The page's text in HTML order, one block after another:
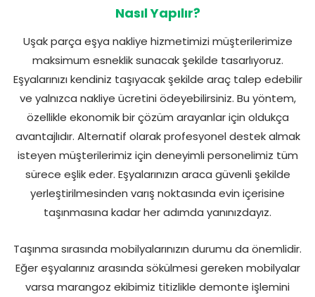
Nasıl Yapılır?
Uşak parça eşya nakliye hizmetimizi müşterilerimize
maksimum esneklik sunacak şekilde tasarlıyoruz.
Eşyalarınızı kendiniz taşıyacak şekilde araç talep edebilir
ve yalnızca nakliye ücretini ödeyebilirsiniz. Bu yöntem,
özellikle ekonomik bir çözüm arayanlar için oldukça
avantajlıdır. Alternatif olarak profesyonel destek almak
isteyen müşterilerimiz için deneyimli personelimiz tüm
sürece eşlik eder. Eşyalarınızın araca güvenli şekilde
yerleştirilmesinden varış noktasında evin içerisine
taşınmasına kadar her adımda yanınızdayız.
Taşınma sırasında mobilyalarınızın durumu da önemlidir.
Eğer eşyalarınız arasında sökülmesi gereken mobilyalar
varsa marangoz ekibimiz titizlikle demonte işlemini